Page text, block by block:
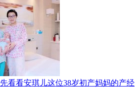
看看安琪儿这位38岁初产妈妈的产经